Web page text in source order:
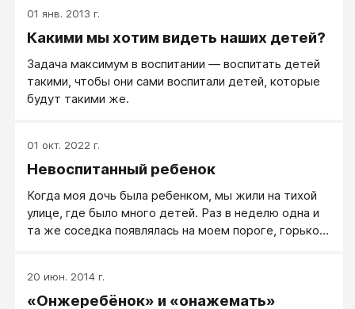
01 янв. 2013 г.
Какими мы хотим видеть наших детей?
Задача максимум в воспитании — воспитать детей
такими, чтобы они сами воспитали детей, которые
будут такими же.
01 окт. 2022 г.
Невоспитанный ребенок
Когда моя дочь была ребенком, мы жили на тихой
улице, где было много детей. Раз в неделю одна и
та же соседка появлялась на моем пороге, горько
показывает язык, проходя мимо ее дома, и что
группы детей, среди которых была и моя дочь,
20 июн. 2014 г.
«Онжеребёнок» и «онажемать»